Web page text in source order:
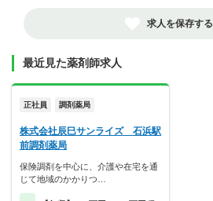
求人を保存する
最近見た薬剤師求人
正社員 調剤薬局
株式会社辰巳サンライズ 石浜駅
前調剤薬局
保険調剤を中心に、介護や在宅を通
じて地域のかかりつ…